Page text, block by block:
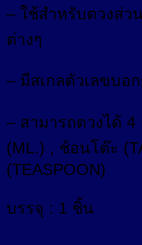
– ใช้สำหรับตวงส่ว
ต่างๆ
– มีสเกลตัวเลขบอ
– สามารถตวงได้
(ML.) , ช้อนโต๊ะ
(TEASPOON)
บรรจุ : 1 ชิ้น